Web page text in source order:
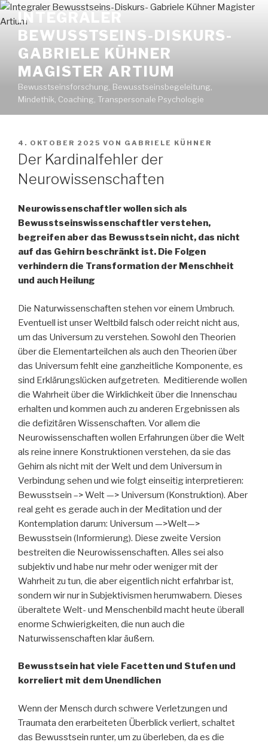
Zum
Inhalt
springen
INTEGRALER
BEWUSSTSEINS-DISKURS-
GABRIELE KÜHNER
MAGISTER ARTIUM
Bewusstseinsforschung, Bewusstseinsbegeleitung,
Mindethik, Coaching, Transpersonale Psychologie
VERÖFFENTLICHT
AM
4. OKTOBER 2025 VON GABRIELE KÜHNER
Der Kardinalfehler der
Neurowissenschaften
Neurowissenschaftler wollen sich als
Bewusstseinswissenschaftler verstehen,
begreifen aber das Bewusstsein nicht, das nicht
auf das Gehirn beschränkt ist. Die Folgen
verhindern die Transformation der Menschheit
und auch Heilung
Die Naturwissenschaften stehen vor einem Umbruch.
Eventuell ist unser Weltbild falsch oder reicht nicht aus,
um das Universum zu verstehen. Sowohl den Theorien
über die Elementarteilchen als auch den Theorien über
das Universum fehlt eine ganzheitliche Komponente, es
sind Erklärungslücken aufgetreten. Meditierende wollen
die Wahrheit über die Wirklichkeit über die Innenschau
erhalten und kommen auch zu anderen Ergebnissen als
die defizitären Wissenschaften. Vor allem die
Neurowissenschaften wollen Erfahrungen über die Welt
als reine innere Konstruktionen verstehen, da sie das
Gehirn als nicht mit der Welt und dem Universum in
Verbindung sehen und wie folgt einseitig interpretieren:
Bewusstsein –> Welt —> Universum (Konstruktion). Aber
real geht es gerade auch in der Meditation und der
Kontemplation darum: Universum —>Welt—>
Bewusstsein (Informierung). Diese zweite Version
bestreiten die Neurowissenschaften. Alles sei also
subjektiv und habe nur mehr oder weniger mit der
Wahrheit zu tun, die aber eigentlich nicht erfahrbar ist,
sondern wir nur in Subjektivismen herumwabern. Dieses
überaltete Welt- und Menschenbild macht heute überall
enorme Schwierigkeiten, die nun auch die
Naturwissenschaften klar äußern.
Bewusstsein hat viele Facetten und Stufen und
korreliert mit dem Unendlichen
Wenn der Mensch durch schwere Verletzungen und
Traumata den erarbeiteten Überblick verliert, schaltet
das Bewusstsein runter, um zu überleben, da es die